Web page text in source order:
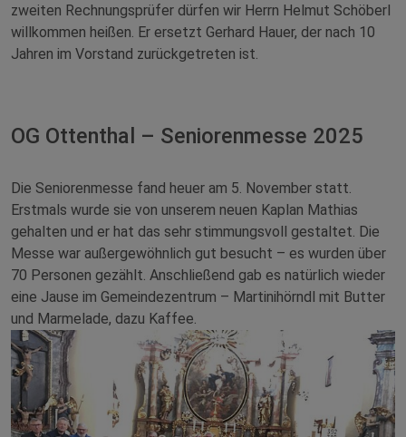
zweiten Rechnungsprüfer dürfen wir Herrn Helmut Schöberl
willkommen heißen. Er ersetzt Gerhard Hauer, der nach 10
Jahren im Vorstand zurückgetreten ist.
OG Ottenthal – Seniorenmesse 2025
Die Seniorenmesse fand heuer am 5. November statt.
Erstmals wurde sie von unserem neuen Kaplan Mathias
gehalten und er hat das sehr stimmungsvoll gestaltet. Die
Messe war außergewöhnlich gut besucht – es wurden über
70 Personen gezählt. Anschließend gab es natürlich wieder
eine Jause im Gemeindezentrum – Martinihörndl mit Butter
und Marmelade, dazu Kaffee.